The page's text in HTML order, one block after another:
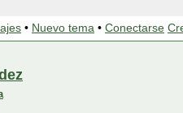
• Nuevo tema • Conectarse